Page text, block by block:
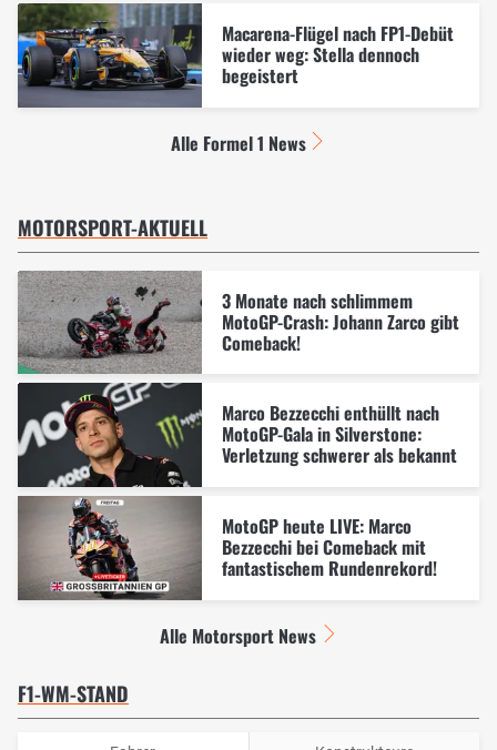
Macarena-Flügel nach FP1-Debüt
wieder weg: Stella dennoch
begeistert
Alle Formel 1 News
MOTORSPORT-AKTUELL
3 Monate nach schlimmem
MotoGP-Crash: Johann Zarco gibt
Comeback!
Marco Bezzecchi enthüllt nach
MotoGP-Gala in Silverstone:
Verletzung schwerer als bekannt
MotoGP heute LIVE: Marco
Bezzecchi bei Comeback mit
fantastischem Rundenrekord!
Alle Motorsport News
F1-WM-STAND